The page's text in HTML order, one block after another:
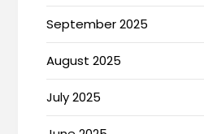
September 2025
August 2025
July 2025